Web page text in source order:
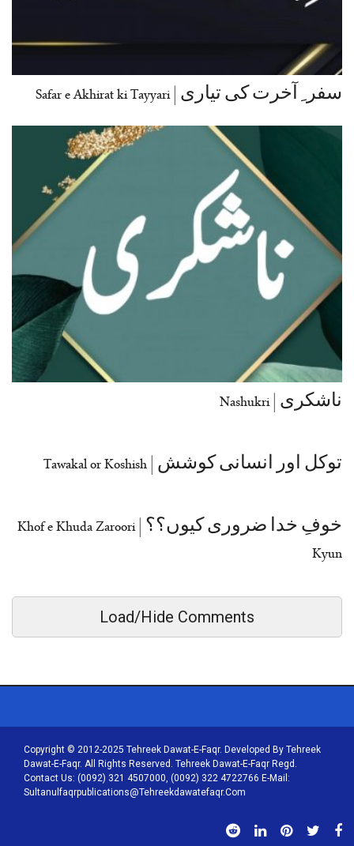
سفر ِ آخرت کی تیاری | Safar e Akhirat ki Tayyari
ناشکری | Nashukri
توکل اور انسانی کوشش | Tawakal or Koshish
خوفِ خدا ضروری کیوں؟؟ | Khof e Khuda Zaroori
Kyun
Load/Hide Comments
Copyright © 2012-2025 Tehreek Dawat-E-Faqr. Developed By Tehreek
Dawat-E-Faqr. All Rights Reserved. Tehreek Dawat-E-Faqr Regd.
Contact Us: (0092) 321 4507000, (0092) 322 4722766 E-Mail:
Sultanulfaqrpublications@tehreekdawatefaqr.com